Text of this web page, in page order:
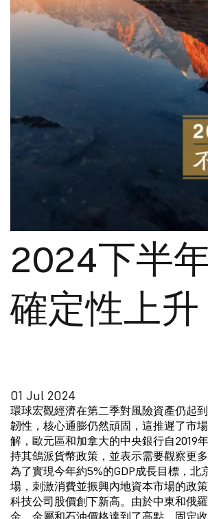
2024下半
確定性上升
01 Jul 2024
環球宏觀經濟在第二季對風險資產仍起
韌性，核心通膨仍然頑固，這推遲了市
解，歐元區和加拿大的中央銀行自2019
持其鴿派貨幣政策，並表示需要觀察更
為了實現今年約5%的GDP成長目標，
場，刺激消費並振興內地資本市場的政
科技公司股價創下新高。由於中東和俄